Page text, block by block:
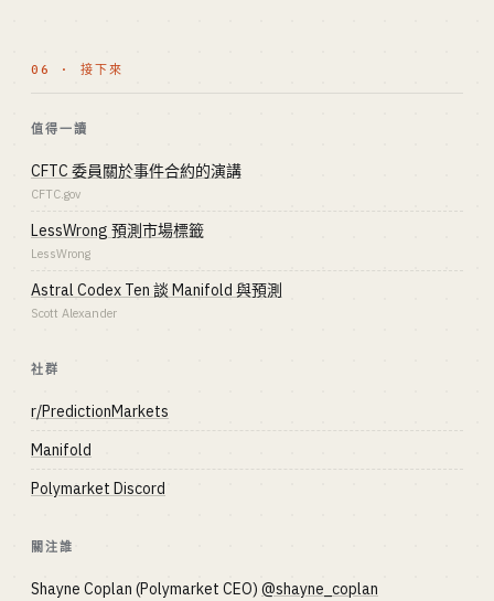
06 · 接下來
值得一讀
CFTC 委員關於事件合約的演講
CFTC.gov
LessWrong 預測市場標籤
LessWrong
Astral Codex Ten 談 Manifold 與預測
Scott Alexander
社群
r/PredictionMarkets
Manifold
Polymarket Discord
關注誰
Shayne Coplan (Polymarket CEO) @shayne_coplan